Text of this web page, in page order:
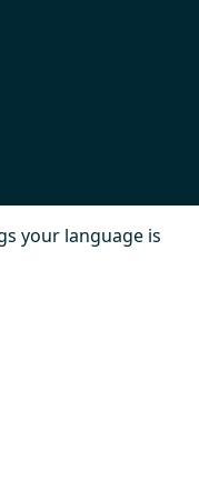
your language is